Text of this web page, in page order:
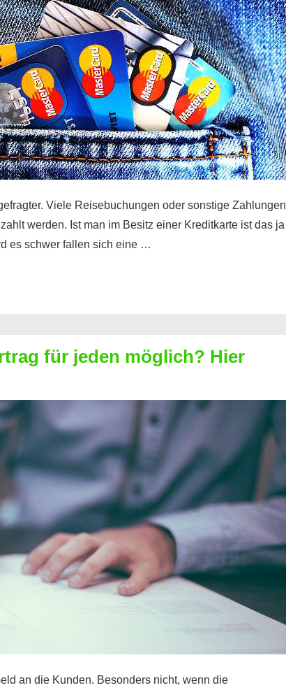
Viele Reisebuchungen oder sonstige Zahlungen
werden. Ist man im Besitz einer Kreditkarte ist das ja
es schwer fallen sich eine …
für jeden möglich? Hier
an die Kunden. Besonders nicht, wenn die